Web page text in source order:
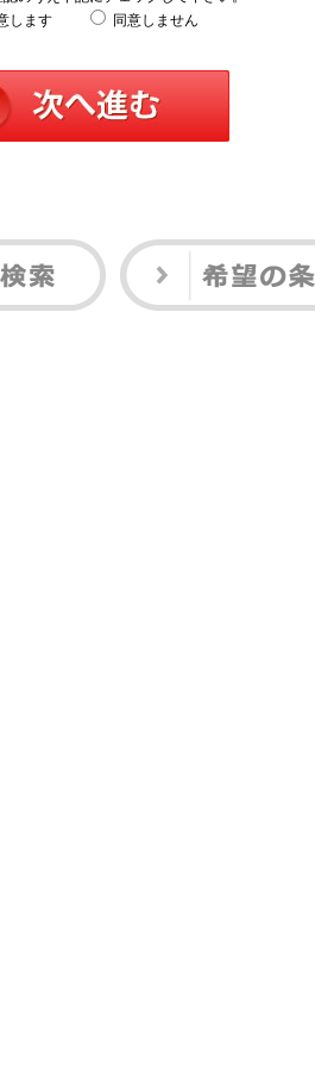
します
同意しません